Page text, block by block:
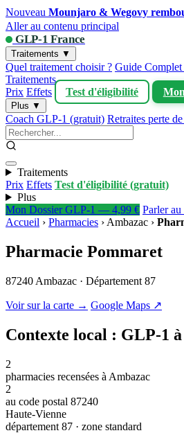
Nouveau Mounjaro & Wegovy
Aller au contenu principal
GLP-1 France
Traitements ▼
Quel traitement choisir ? Guide
Traitements
Prix Effets Test d'éligibilité
Plus ▼
Coach GLP-1 (gratuit) Retraites perte
Traitements
Prix Effets Test d'éligibilité (gratuit)
Plus
Mon Dossier GLP-1 — 4,99 € Parler
Accueil › Pharmacies › Ambazac ›
Pharmacie Pommaret
87240 Ambazac · Département 87
Voir sur la carte → Google Maps ↗
Contexte local : GLP-1
2
pharmacies recensées à Ambazac
2
au code postal 87240
Haute-Vienne
département 87 · zone standard